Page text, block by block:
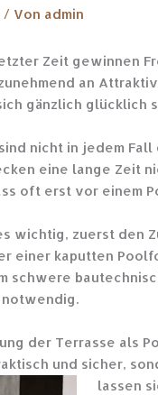
/ Von admin
Zeit gewinnen
an
gänzlich glücklich
nicht in jedem Fall
eine lange Zeit
oft erst vor einem
wichtig, zuerst den
einer kaputten
schwere
notwendig.
der Terrasse als
und sicher,
lassen